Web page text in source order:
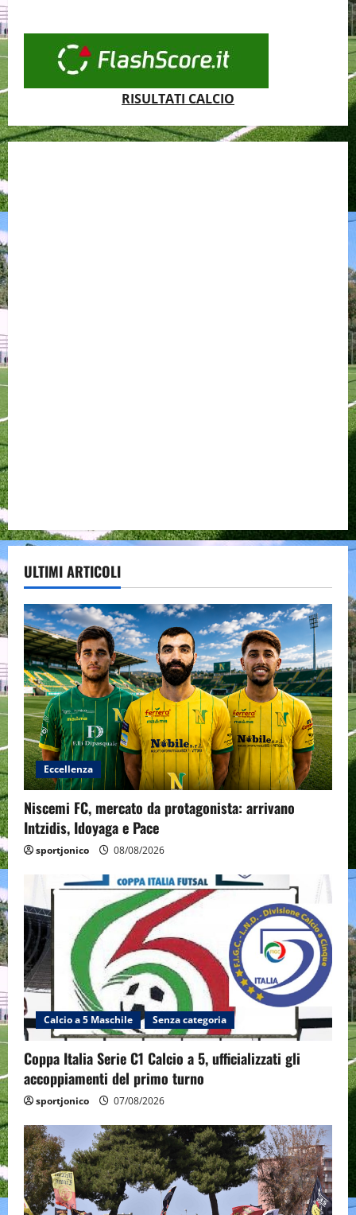
RISULTATI CALCIO
ULTIMI ARTICOLI
Eccellenza
Niscemi FC, mercato da protagonista: arrivano
Intzidis, Idoyaga e Pace
sportjonico 08/08/2026
Calcio a 5 Maschile Senza categoria
Coppa Italia Serie C1 Calcio a 5, ufficializzati gli
accoppiamenti del primo turno
sportjonico 07/08/2026